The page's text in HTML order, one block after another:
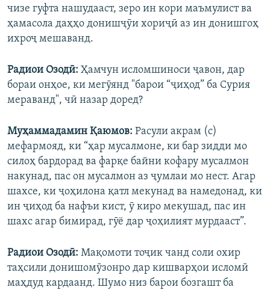
чизе гуфта нашудааст, зеро ин кори маъмулист ва
ҳамасола даҳҳо донишҷӯи хориҷӣ аз ин донишгоҳ
ихроҷ мешаванд.
Радиои Озодӣ: Ҳамчун исломшиноси ҷавон, дар
бораи онҳое, ки мегӯянд "барои “ҷиҳод” ба Сурия
мераванд", чӣ назар доред?
Муҳаммадамин Қаюмов: Расули акрам (с)
мефармояд, ки “ҳар мусалмоне, ки бар зидди мо
силоҳ бардорад ва фарқе байни кофару мусалмон
накунад, пас он мусалмон аз ҷумлаи мо нест. Агар
шахсе, ки ҷоҳилона қатл мекунад ва намедонад, ки
ин ҷиҳод ба нафъи кист, ӯ киро мекушад, пас ин
шахс агар бимирад, гӯё дар ҷоҳилият мурдааст”.
Радиои Озодӣ: Мақомоти тоҷик чанд соли охир
таҳсили донишомӯзонро дар кишварҳои исломӣ
маҳдуд кардаанд. Шумо низ барои бозгашт ба